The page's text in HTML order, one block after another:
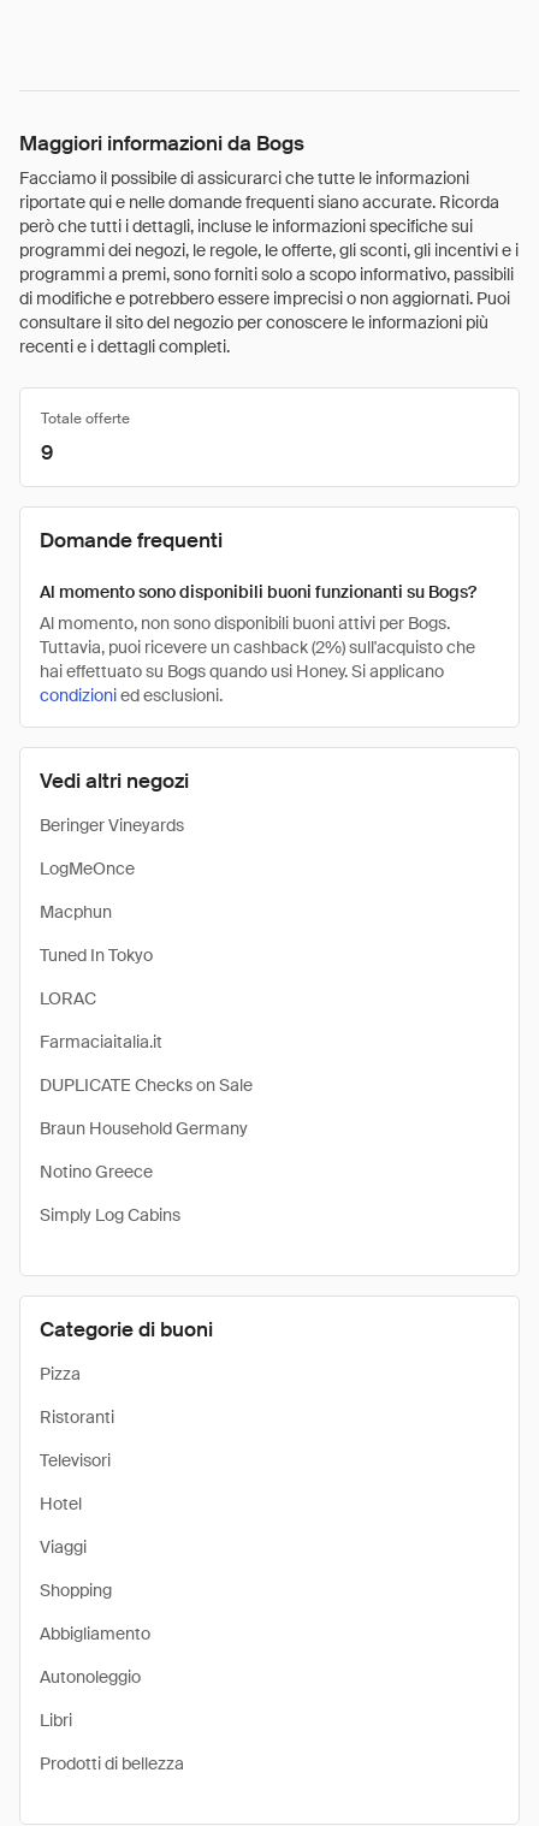
Maggiori informazioni da Bogs
Facciamo il possibile di assicurarci che tutte le informazioni
riportate qui e nelle domande frequenti siano accurate. Ricorda
però che tutti i dettagli, incluse le informazioni specifiche sui
programmi dei negozi, le regole, le offerte, gli sconti, gli incentivi e i
programmi a premi, sono forniti solo a scopo informativo, passibili
di modifiche e potrebbero essere imprecisi o non aggiornati. Puoi
consultare il sito del negozio per conoscere le informazioni più
recenti e i dettagli completi.
Vedi altri negozi
Beringer Vineyards
LogMeOnce
Macphun
Tuned In Tokyo
LORAC
Farmaciaitalia.it
DUPLICATE Checks on Sale
Braun Household Germany
Notino Greece
Simply Log Cabins
Categorie di buoni
Pizza
Ristoranti
Televisori
Hotel
Viaggi
Shopping
Abbigliamento
Autonoleggio
Libri
Prodotti di bellezza
Totale offerte
9
Domande frequenti
Al momento sono disponibili buoni funzionanti su Bogs?
Al momento, non sono disponibili buoni attivi per Bogs.
Tuttavia, puoi ricevere un cashback (2%) sull'acquisto che
hai effettuato su Bogs quando usi Honey. Si applicano
condizionied esclusioni.